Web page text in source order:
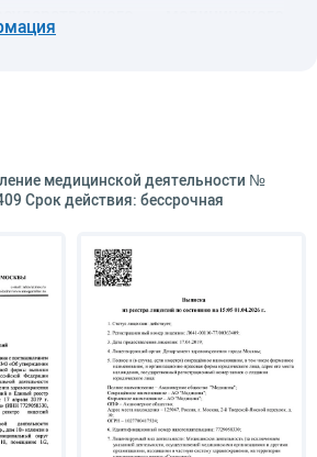
медицинского
специальности «Внутренние
суставов:
анализ,
риска возникновения и типа
профессиональную
по специальности
(г. Омск)
прошла профессиональную
«Data Science в медицине» ( г.
медицинской деятельности №
Срок действия: бессрочная